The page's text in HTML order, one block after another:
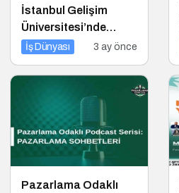
İstanbul Gelişim
Üniversitesi’nde
Dijital Markalaşma
Düzenlenecek
İş Dünyası 3 ay önce
Pazarlama Odaklı